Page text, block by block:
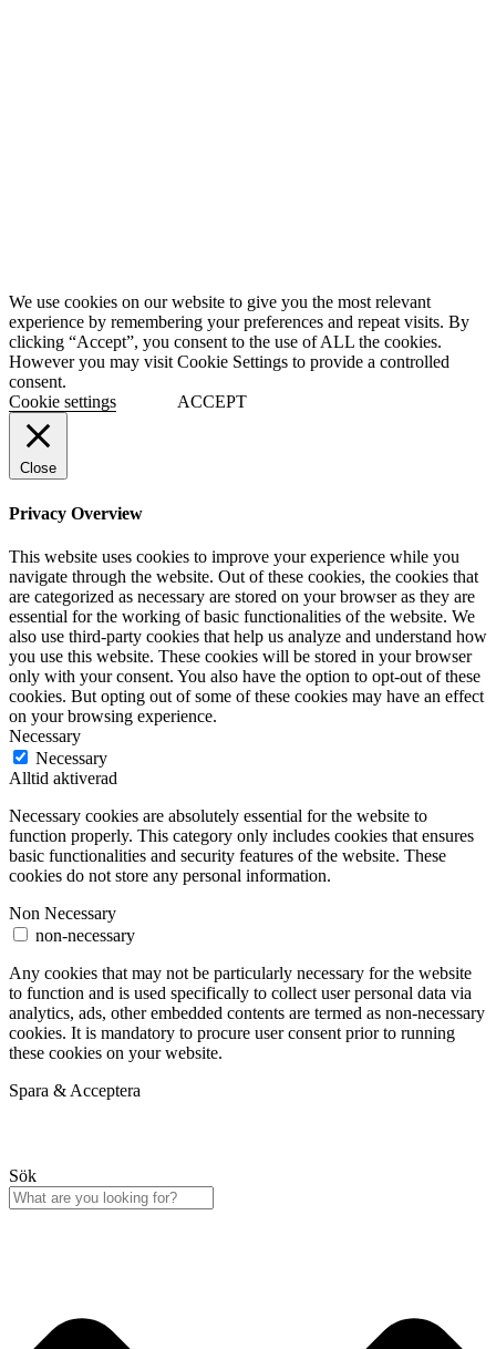
We use cookies on our website to give you the most relevant
experience by remembering your preferences and repeat visits. By
clicking “Accept”, you consent to the use of ALL the cookies.
However you may visit Cookie Settings to provide a controlled
consent.
Cookie settings
ACCEPT
Close
Privacy Overview
This website uses cookies to improve your experience while you
navigate through the website. Out of these cookies, the cookies that
are categorized as necessary are stored on your browser as they are
essential for the working of basic functionalities of the website. We
also use third-party cookies that help us analyze and understand how
you use this website. These cookies will be stored in your browser
only with your consent. You also have the option to opt-out of these
cookies. But opting out of some of these cookies may have an effect
on your browsing experience.
Necessary
Necessary
Alltid aktiverad
Necessary cookies are absolutely essential for the website to
function properly. This category only includes cookies that ensures
basic functionalities and security features of the website. These
cookies do not store any personal information.
Non Necessary
non-necessary
Any cookies that may not be particularly necessary for the website
to function and is used specifically to collect user personal data via
analytics, ads, other embedded contents are termed as non-necessary
cookies. It is mandatory to procure user consent prior to running
these cookies on your website.
Spara & Acceptera
Sök